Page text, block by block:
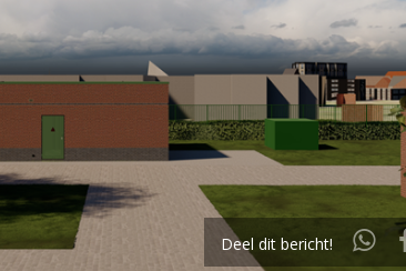
Deel dit bericht!